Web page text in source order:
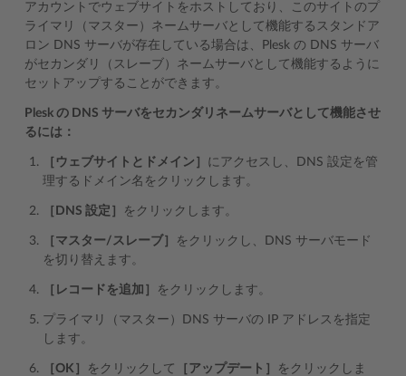
アカウントでウェブサイトをホストしており、このサイトのプ
ライマリ（マスター）ネームサーバとして機能するスタンドア
ロン DNS サーバが存在している場合は、Plesk の DNS サーバ
がセカンダリ（スレーブ）ネームサーバとして機能するように
セットアップすることができます。
Plesk の DNS サーバをセカンダリネームサーバとして機能させ
るには：
［ウェブサイトとドメイン］ にアクセスし、DNS 設定を管
理するドメイン名をクリックします。
［DNS 設定］ をクリックします。
［マスター/スレーブ］
をクリックし、DNS サーバモード
を切り替えます。
［レコードを追加］ をクリックします。
プライマリ（マスター）DNS サーバの IP アドレスを指定
します。
［OK］ をクリックして ［アップデート］
をクリックしま